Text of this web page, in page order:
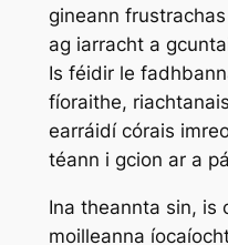
gineann
ag iarracht a
Is féidir le
fíoraithe,
earráidí córais
téann i gcion ar a
Ina theannta sin, is
moilleanna